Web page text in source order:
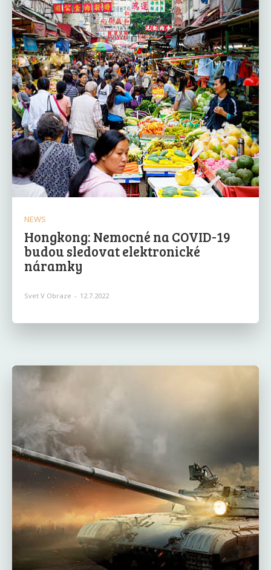
NEWS
Hongkong: Nemocné na COVID-19
budou sledovat elektronické
náramky
Svet V Obraze - 12.7.2022